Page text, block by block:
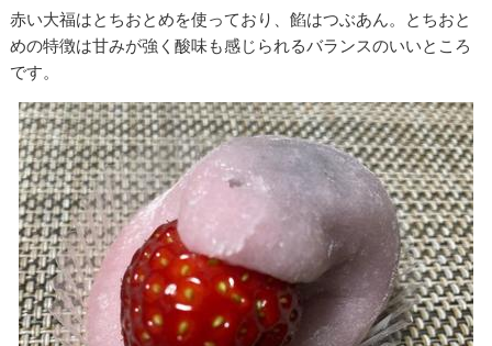
赤い大福はとちおとめを使っており、餡はつぶあん。とちおと
めの特徴は甘みが強く酸味も感じられるバランスのいいところ
です。